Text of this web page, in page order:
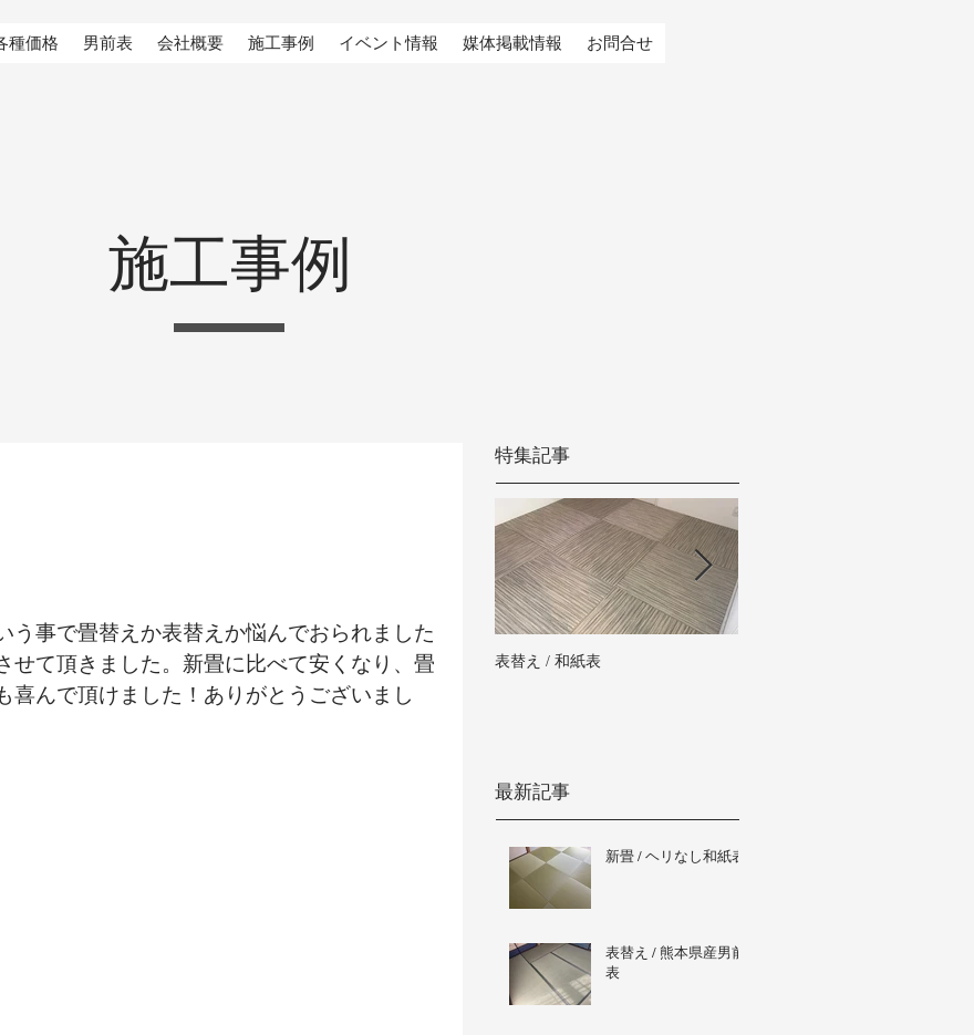
種価格 男前表 会社概要 施工事例 イベント情報 媒体掲載情報 お問合せ
施工事例
う事で畳替えか表替えか悩んでおられました
せて頂きました。新畳に比べて安くなり、畳
喜んで頂けました！ありがとうございまし
特集記事
表替え / 和紙表
最新記事
新畳 / ヘリなし和紙表
表替え / 熊本県産男前
表